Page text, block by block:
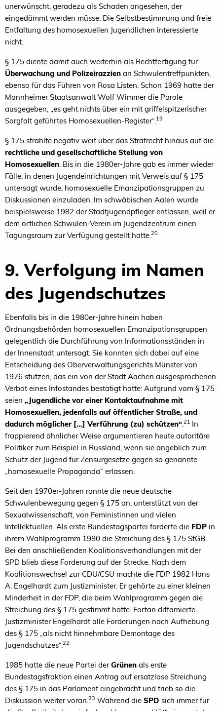
unerwünscht, geradezu als Schaden angesehen, der
eingedämmt werden müsse. Die Selbstbestimmung und freie
Entfaltung des homosexuellen Jugendlichen interessierte
nicht.
§ 175 diente damit auch weiterhin als Rechtfertigung für
Überwachung und Polizeirazzien an Schwulentreffpunkten,
ebenso für das Führen von Rosa Listen. Schon 1969 hatte der
Mannheimer Staatsanwalt Wolf Wimmer die Parole
ausgegeben, „es geht nichts über ein mit griffelspitzerischer
Sorgfalt geführtes Homosexuellen-Register“.19
§ 175 strahlte negativ weit über das Strafrecht hinaus auf die
rechtliche und gesellschaftliche Stellung von
Homosexuellen. Bis in die 1980er-Jahre gab es immer wieder
Fälle, in denen Jugendeinrichtungen mit Verweis auf § 175
untersagt wurde, homosexuelle Emanzipationsgruppen zu
Diskussionen einzuladen. Im schwäbischen Aalen wurde
beispielsweise 1982 der Stadtjugendpfleger entlassen, weil er
dem örtlichen Schwulen-Verein im Jugendzentrum einen
Tagungsraum zur Verfügung gestellt hatte.20
9. Verfolgung im Namen
des Jugendschutzes
Ebenfalls bis in die 1980er-Jahre hinein haben
Ordnungsbehörden homosexuellen Emanzipationsgruppen
gelegentlich die Durchführung von Informationsständen in
der Innenstadt untersagt. Sie konnten sich dabei auf eine
Entscheidung des Oberverwaltungsgerichts Münster von
1976 stützen, das ein von der Stadt Aachen ausgesprochenen
Verbot eines Infostandes bestätigt hatte: Aufgrund vom § 175
seien „Jugendliche vor einer Kontaktaufnahme mit
Homosexuellen, jedenfalls auf öffentlicher Straße, und
dadurch möglicher [...] Verführung (zu) schützen“ 21 In
frappierend ähnlicher Weise argumentieren heute autoritäre
Politiker zum Beispiel in Russland, wenn sie angeblich zum
Schutz der Jugend für Zensurgesetze gegen so genannte
„homosexuelle Propaganda“ erlassen.
Seit den 1970er-Jahren rannte die neue deutsche
Schwulenbewegung gegen § 175 an, unterstützt von der
Sexualwissenschaft, von Feministinnen und vielen
Intellektuellen. Als erste Bundestagspartei forderte die FDP in
ihrem Wahlprogramm 1980 die Streichung des § 175 StGB.
Bei den anschließenden Koalitionsverhandlungen mit der
SPD blieb diese Forderung auf der Strecke. Nach dem
Koalitionswechsel zur CDU/CSU machte die FDP 1982 Hans
A. Engelhardt zum Justizminister. Er gehörte zu einer kleinen
Minderheit in der FDP, die beim Wahlprogramm gegen die
Streichung des § 175 gestimmt hatte. Fortan diffamierte
Justizminister Engelhardt alle Forderungen nach Aufhebung
des § 175 „als nicht hinnehmbare Demontage des
Jugendschutzes“. 22
1985 hatte die neue Partei derGrünen als erste
Bundestagsfraktion einen Antrag auf ersatzlose Streichung
des § 175 in das Parlament eingebracht und trieb so die
Diskussion weiter voran. 23 Während die SPD sich immer für